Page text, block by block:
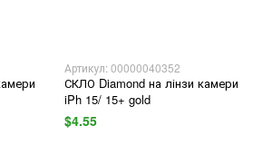
Артикул: 00000040352
СКЛО Diamond на лінзи камери
iPh 15/ 15+ gold
$4.55